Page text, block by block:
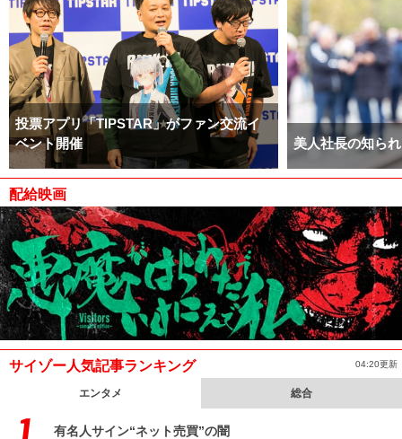
投票アプリ「TIPSTAR」がファン交流イ
ベント開催
美人社長の知ら
配給映画
サイゾー人気記事ランキング 04:20更新
エンタメ 総合
有名人サイン“ネット売買”の闇